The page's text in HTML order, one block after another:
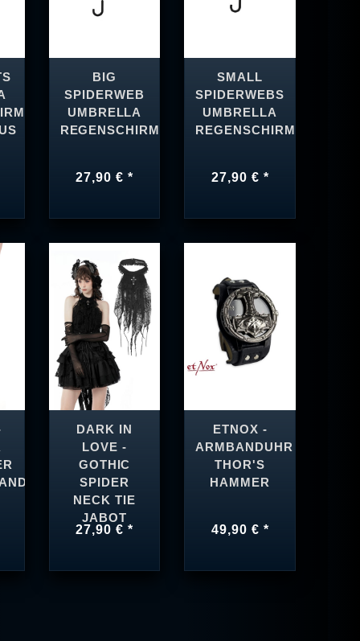
BIG
SPIDERWEB
UMBRELLA
REGENSCHIRM
27,90 € *
SMALL
SPIDERWEBS
UMBRELLA
REGENSCHIRM
27,90 € *
DARK IN
LOVE -
GOTHIC
SPIDER
NECK TIE
JABOT
27,90 € *
ETNOX -
ARMBANDUHR
THOR'S
HAMMER
49,90 € *